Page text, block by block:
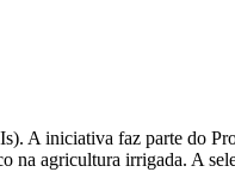
A iniciativa faz parte do
agricultura irrigada. A